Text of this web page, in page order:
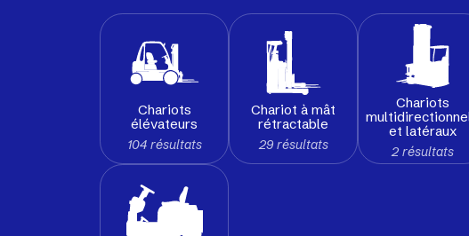
une
Chariots
élévateurs
104 résultats
Chariot à mât
rétractable
29 résultats
Chariots
et latéraux
2 résultats